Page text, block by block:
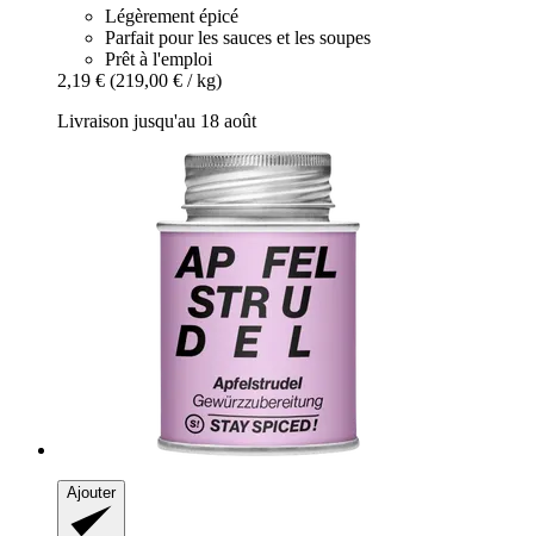
Légèrement épicé
Parfait pour les sauces et les soupes
Prêt à l'emploi
2,19 € (219,00 € / kg)
Livraison jusqu'au 18 août
Ajouter